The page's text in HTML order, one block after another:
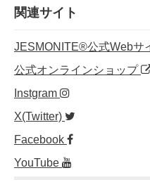
o
o
k
関連サイト
JESMONITE®公式Webサ
公式オンラインショップ
Instgram
X(Twitter)
Facebook
YouTube